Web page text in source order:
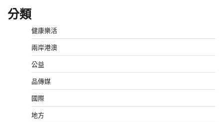
分類
健康樂活
兩岸港澳
公益
品傳媒
國際
地方